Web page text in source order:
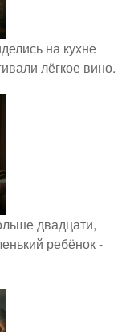
на кухне
лёгкое вино.
двадцати,
ребёнок -